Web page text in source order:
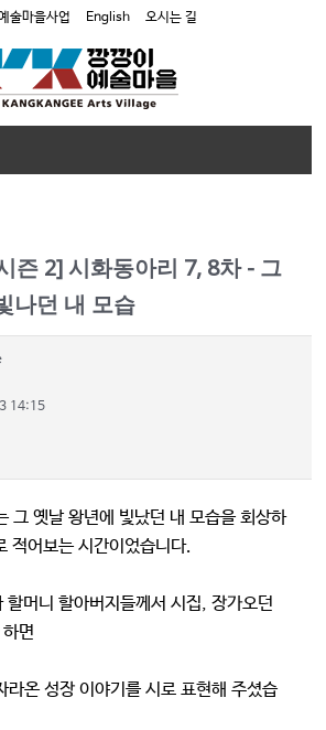
술마을사업 English 오시는 길
즌 2] 시화동아리 7, 8차 - 그
나던 내 모습
14:15
그 옛날 왕년에 빛났던 내 모습을 회상하
적어보는 시간이었습니다.
할머니 할아버지들께서 시집, 장가오던
면
라온 성장 이야기를 시로 표현해 주셨습